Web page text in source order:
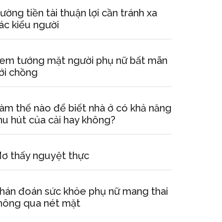
tiền tài thuận lợi cần tránh xa
kiểu người
tướng mặt người phụ nữ bất mãn
chồng
thế nào để biết nhà ở có khả năng
hút của cải hay không?
thấy nguyệt thực
đoán sức khỏe phụ nữ mang thai
qua nét mặt